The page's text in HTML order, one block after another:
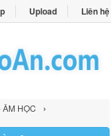
Upload Liên hệ
HỌC ›